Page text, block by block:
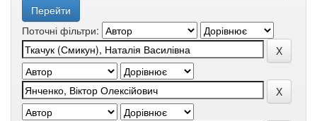
Поточні фільтри: